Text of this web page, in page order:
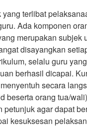
terlibat
Ada komponen
merupakan subjek
disayangkan
selalu guru
berhasil dicapai.
secara
beserta orang tua/
petunjuk agar dapat
kesuksesan